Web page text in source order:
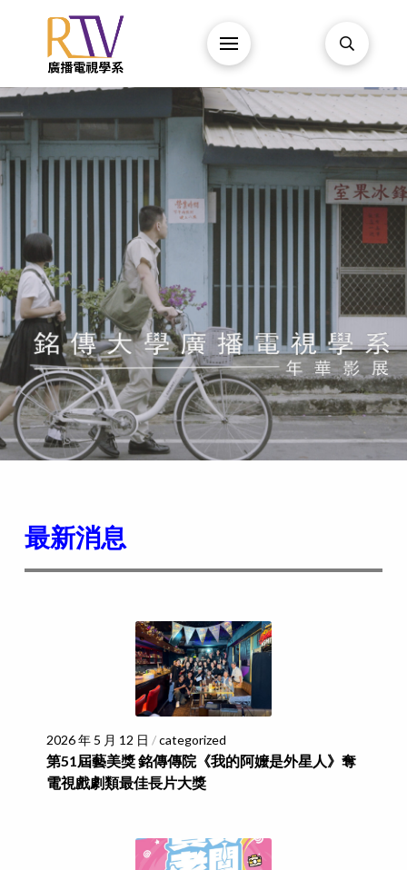
最新消息
2026 年 5 月 12 日 /categorized
第51屆藝美獎 銘傳傳院《我的阿嬤是外星人》奪
電視戲劇類最佳長片大獎